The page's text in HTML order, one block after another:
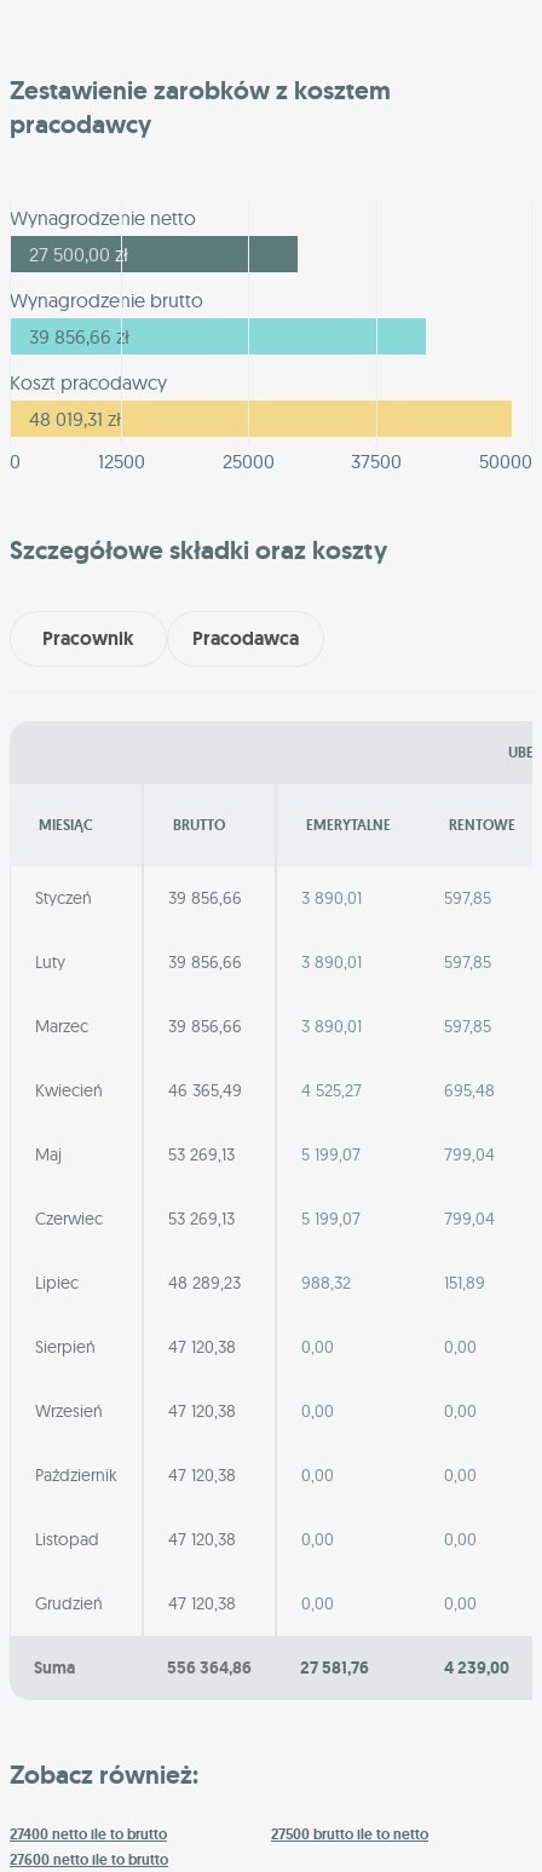
Zestawienie zarobków z kosztem
pracodawcy
Wynagrodzenie netto
27 500,00 zł
Wynagrodzenie brutto
39 856,66 zł
Koszt pracodawcy
48 019,31 zł
0
12500 25000 37500 50000
Szczegółowe składki oraz koszty
Pracownik Pracodawca
MIESIĄC BRUTTO EMERYTALNE RENTOWE
Styczeń 39 856,66 3 890,01 597,85
Luty 39 856,66 3 890,01 597,85
Marzec 39 856,66 3 890,01 597,85
Kwiecień 46 365,49 4 525,27 695,48
Maj 53 269,13 5 199,07 799,04
Czerwiec 53 269,13 5 199,07 799,04
Lipiec 48 289,23 988,32 151,89
Sierpień 47 120,38 0,00 0,00
Wrzesień 47 120,38 0,00 0,00
Październik 47 120,38 0,00 0,00
Listopad 47 120,38 0,00 0,00
Grudzień 47 120,38 0,00 0,00
Suma 556 364,86 27 581,76 4 239,00
Zobacz również:
27400 netto ile to brutto
27500 brutto ile to netto
27600 netto ile to brutto